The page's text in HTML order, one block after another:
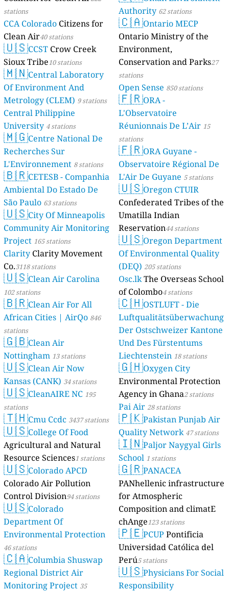
stations
CCA Colorado Citizens for
Clean Air40 stations
🇺🇸CCST Crow Creek
Sioux Tribe10 stations
🇲🇳Central Laboratory
Of Environment And
Metrology (CLEM) 9 stations
Central Philippine
University 4 stations
🇲🇬Centre National De
Recherches Sur
L'Environnement 8 stations
🇧🇷CETESB - Companhia
Ambiental Do Estado De
São Paulo 63 stations
🇺🇸City Of Minneapolis
Community Air Monitoring
Project 165 stations
Clarity Clarity Movement
Co.3118 stations
🇺🇸Clean Air Carolina
102 stations
🇧🇷Clean Air For All
African Cities | AirQo 846
stations
🇬🇧Clean Air
Nottingham 13 stations
🇺🇸Clean Air Now
Kansas (CANK) 34 stations
🇺🇸CleanAIRE NC 195
stations
🇹🇭Cmu Ccdc 3437 stations
🇺🇸College Of Food
Agricultural and Natural
Resource Sciences1 stations
🇺🇸Colorado APCD
Colorado Air Pollution
Control Division94 stations
🇺🇸Colorado
Department Of
Environmental Protection
46 stations
🇨🇦Columbia Shuswap
Regional District Air
Monitoring Project 35
Authority 62 stations
🇨🇦Ontario MECP
Ontario Ministry of the
Environment,
Conservation and Parks27
stations
Open Sense 850 stations
🇫🇷ORA -
L'Observatoire
Réunionnais De L’Air 15
stations
🇫🇷ORA Guyane -
Observatoire Régional De
L'Air De Guyane 5 stations
🇺🇸Oregon CTUIR
Confederated Tribes of the
Umatilla Indian
Reservation44 stations
🇺🇸Oregon Department
Of Environmental Quality
(DEQ) 205 stations
Osc.lkThe Overseas School
of Colombo4 stations
🇨🇭OSTLUFT - Die
Luftqualitätsüberwachung
Der Ostschweizer Kantone
Und Des Fürstentums
Liechtenstein 18 stations
🇬🇭Oxygen City
Environmental Protection
Agency in Ghana2 stations
Pai Air 28 stations
🇵🇰Pakistan Punjab Air
Quality Network 47 stations
🇮🇳Paljor Naygyal Girls
School 1 stations
🇬🇷PANACEA
PANhellenic infrastructure
for Atmospheric
Composition and climatE
chAnge123 stations
🇵🇪PCUP Pontificia
Universidad Católica del
Perú5 stations
🇺🇸Physicians For Social
Responsibility